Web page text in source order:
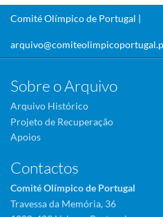
Comité Olímpico de Portugal |
Sobre o Arquivo
Arquivo Histórico
Projeto de Recuperação
Apoios
Contactos
Comité Olímpico de Portugal
Travessa da Memória, 36